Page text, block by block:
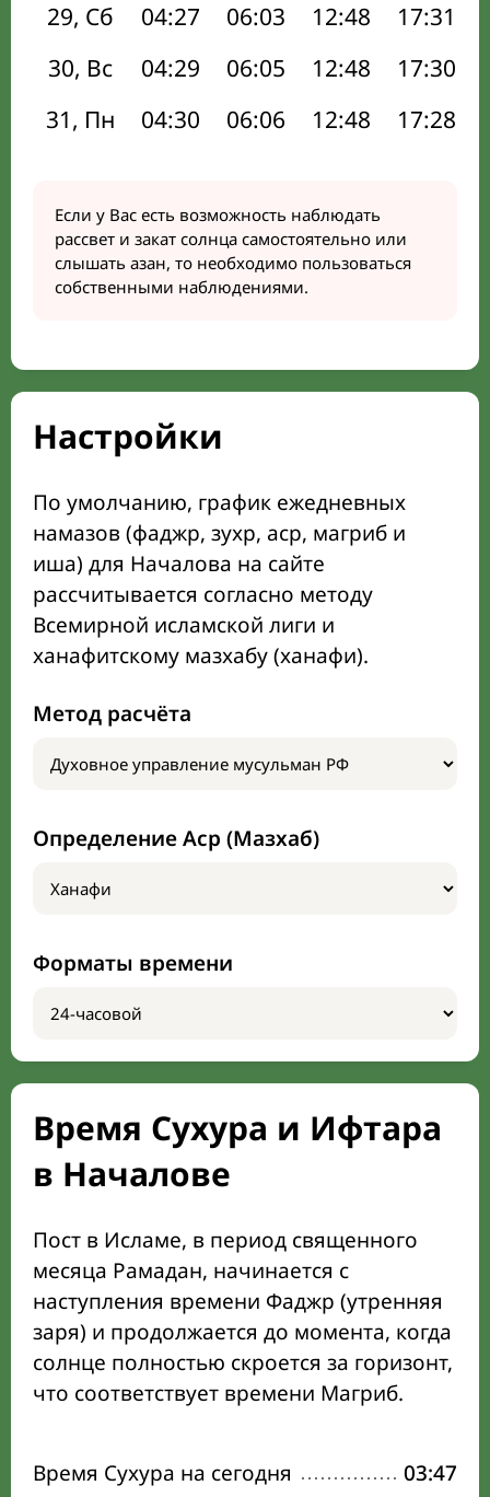
29, Сб
04:27 06:03 12:48 17:31
30, Вс
04:29 06:05 12:48 17:30
31, Пн
04:30 06:06 12:48 17:28
Если у Вас есть возможность наблюдать
рассвет и закат солнца самостоятельно или
слышать азан, то необходимо пользоваться
собственными наблюдениями.
Настройки
По умолчанию, график ежедневных
намазов (фаджр, зухр, аср, магриб и
иша) для Началова на сайте
рассчитывается согласно методу
Всемирной исламской лиги и
ханафитскому мазхабу (ханафи).
Метод расчёта
Определение Аср (Мазхаб)
Форматы времени
Время Сухура и Ифтара
в Началове
Пост в Исламе, в период священного
месяца Рамадан, начинается с
наступления времени Фаджр (утренняя
заря) и продолжается до момента, когда
солнце полностью скроется за горизонт,
что соответствует времени Магриб.
Время Сухура на сегодня 03:47